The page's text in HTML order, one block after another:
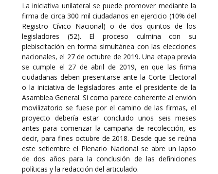
La iniciativa unilateral se puede promover mediante la
firma de circa 300 mil ciudadanos en ejercicio (10% del
Registro Cívico Nacional) o de dos quintos de los
legisladores (52). El proceso culmina con su
plebiscitación en forma simultánea con las elecciones
nacionales, el 27 de octubre de 2019. Una etapa previa
se cumple el 27 de abril de 2019, en que las firma
ciudadanas deben presentarse ante la Corte Electoral
o la iniciativa de legisladores ante el presidente de la
Asamblea General. Si como parece coherente al envión
movilizatorio se fuese por el camino de las firmas, el
proyecto debería estar concluido unos seis meses
antes para comenzar la campaña de recolección, es
decir, para fines octubre de 2018. Desde que se reúna
este setiembre el Plenario Nacional se abre un lapso
de dos años para la conclusión de las definiciones
políticas y la redacción del articulado.